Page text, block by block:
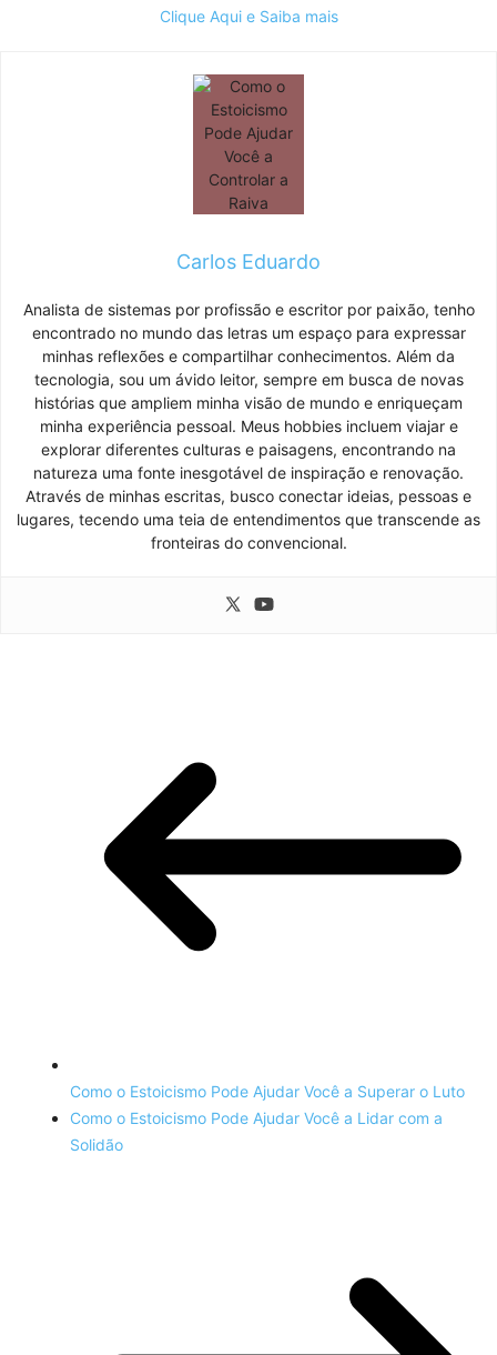
Clique Aqui e Saiba mais
Carlos Eduardo
Analista de sistemas por profissão e escritor por paixão, tenho
encontrado no mundo das letras um espaço para expressar
minhas reflexões e compartilhar conhecimentos. Além da
tecnologia, sou um ávido leitor, sempre em busca de novas
histórias que ampliem minha visão de mundo e enriqueçam
minha experiência pessoal. Meus hobbies incluem viajar e
explorar diferentes culturas e paisagens, encontrando na
natureza uma fonte inesgotável de inspiração e renovação.
Através de minhas escritas, busco conectar ideias, pessoas e
lugares, tecendo uma teia de entendimentos que transcende as
fronteiras do convencional.
Como o Estoicismo Pode Ajudar Você a Superar o Luto
Como o Estoicismo Pode Ajudar Você a Lidar com a
Solidão